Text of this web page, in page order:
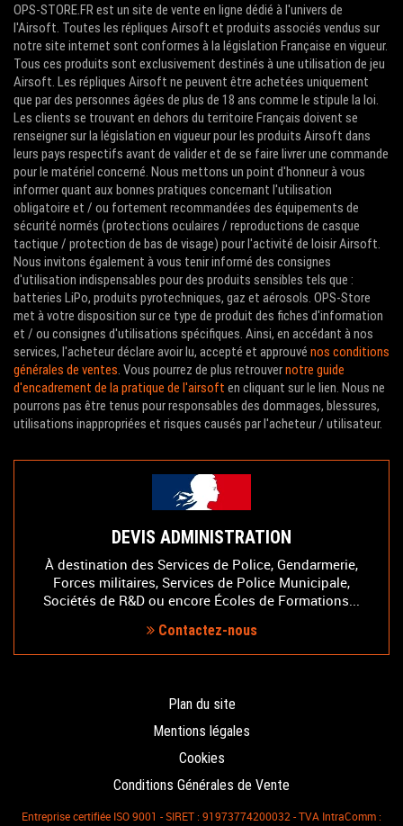
OPS-STORE.FR est un site de vente en ligne dédié à l'univers de
l'Airsoft. Toutes les répliques Airsoft et produits associés vendus sur
notre site internet sont conformes à la législation Française en vigueur.
Tous ces produits sont exclusivement destinés à une utilisation de jeu
Airsoft. Les répliques Airsoft ne peuvent être achetées uniquement
que par des personnes âgées de plus de 18 ans comme le stipule la loi.
Les clients se trouvant en dehors du territoire Français doivent se
renseigner sur la législation en vigueur pour les produits Airsoft dans
leurs pays respectifs avant de valider et de se faire livrer une commande
pour le matériel concerné. Nous mettons un point d'honneur à vous
informer quant aux bonnes pratiques concernant l'utilisation
obligatoire et / ou fortement recommandées des équipements de
sécurité normés (protections oculaires / reproductions de casque
tactique / protection de bas de visage) pour l'activité de loisir Airsoft.
Nous invitons également à vous tenir informé des consignes
d'utilisation indispensables pour des produits sensibles tels que :
batteries LiPo, produits pyrotechniques, gaz et aérosols. OPS-Store
met à votre disposition sur ce type de produit des fiches d'information
et / ou consignes d'utilisations spécifiques. Ainsi, en accédant à nos
services, l'acheteur déclare avoir lu, accepté et approuvé nos conditions
générales de ventes . Vous pourrez de plus retrouvernotre guide
d'encadrement de la pratique de l'airsoft en cliquant sur le lien. Nous ne
pourrons pas être tenus pour responsables des dommages, blessures,
utilisations inappropriées et risques causés par l'acheteur / utilisateur.
DEVIS ADMINISTRATION
À destination des Services de Police, Gendarmerie,
Forces militaires, Services de Police Municipale,
Sociétés de R&D ou encore Écoles de Formations...
Contactez-nous
Plan du site
Mentions légales
Cookies
Conditions Générales de Vente
Entreprise certifiée ISO 9001 - SIRET : 91973774200032 - TVA IntraComm :